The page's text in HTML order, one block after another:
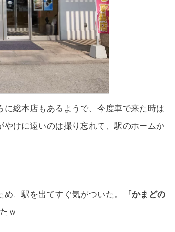
総本店もあるようで、今度車で来た時は
けに遠いのは撮り忘れて、駅のホームか
、駅を出てすぐ気がついた。
「かまどの
ｗ